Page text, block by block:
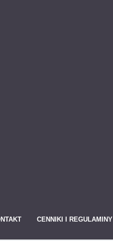
CENNIKI I REGULAMINY